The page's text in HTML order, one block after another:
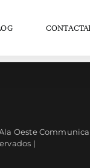
Oeste
|